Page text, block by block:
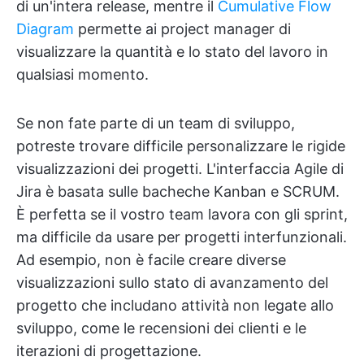
di un'intera release, mentre il Cumulative Flow
Diagram permette ai project manager di
visualizzare la quantità e lo stato del lavoro in
qualsiasi momento.
Se non fate parte di un team di sviluppo,
potreste trovare difficile personalizzare le rigide
visualizzazioni dei progetti. L'interfaccia Agile di
Jira è basata sulle bacheche Kanban e SCRUM.
È perfetta se il vostro team lavora con gli sprint,
ma difficile da usare per progetti interfunzionali.
Ad esempio, non è facile creare diverse
visualizzazioni sullo stato di avanzamento del
progetto che includano attività non legate allo
sviluppo, come le recensioni dei clienti e le
iterazioni di progettazione.